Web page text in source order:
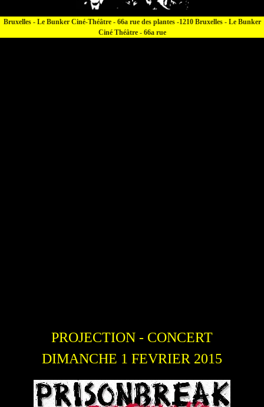
Bruxelles - Le Bunker Ciné-Théâtre - 66a rue des plantes -1210 Bruxelles - Le Bunker
Ciné Théâtre - 66a rue
PROJECTION - CONCERT
DIMANCHE 1 FEVRIER 2015